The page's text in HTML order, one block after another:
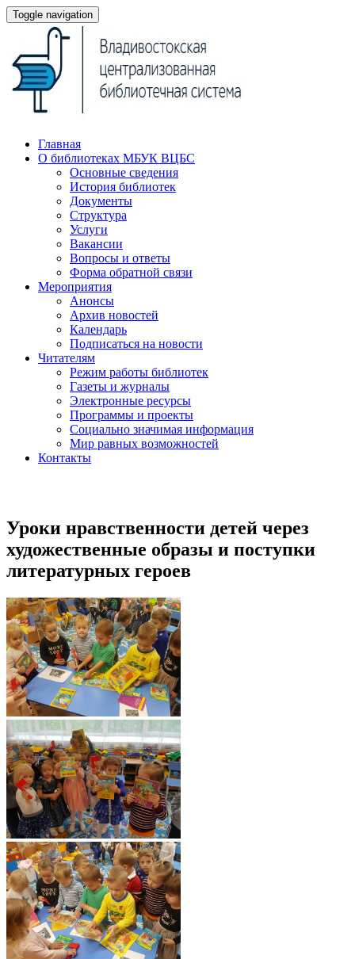
Toggle navigation
Главная
О библиотеках МБУК ВЦБС
Основные сведения
История библиотек
Документы
Структура
Услуги
Вакансии
Вопросы и ответы
Форма обратной связи
Мероприятия
Анонсы
Архив новостей
Календарь
Подписаться на новости
Читателям
Режим работы библиотек
Газеты и журналы
Электронные ресурсы
Программы и проекты
Социально значимая информация
Мир равных возможностей
Контакты
Уроки нравственности детей через
художественные образы и поступки
литературных героев